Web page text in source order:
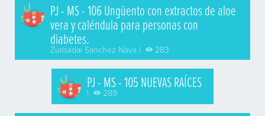
PJ - MS - 106 Ungüento con extractos de aloe
vera y caléndula para personas con
diabetes.
Zurisadai Sanchez Nava | 283
PJ - MS - 105 NUEVAS RAÍCES
| 289